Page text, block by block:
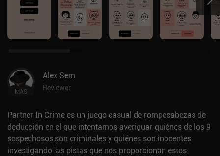
MÁS
Alex Sem
Reviewer
Partner In Crime es un juego casual de rompecabezas de
deducción en el que intentamos averiguar quiénes de los 9
sospechosos son criminales y quiénes son inocentes
investigando las pistas que nos proporcionan estos